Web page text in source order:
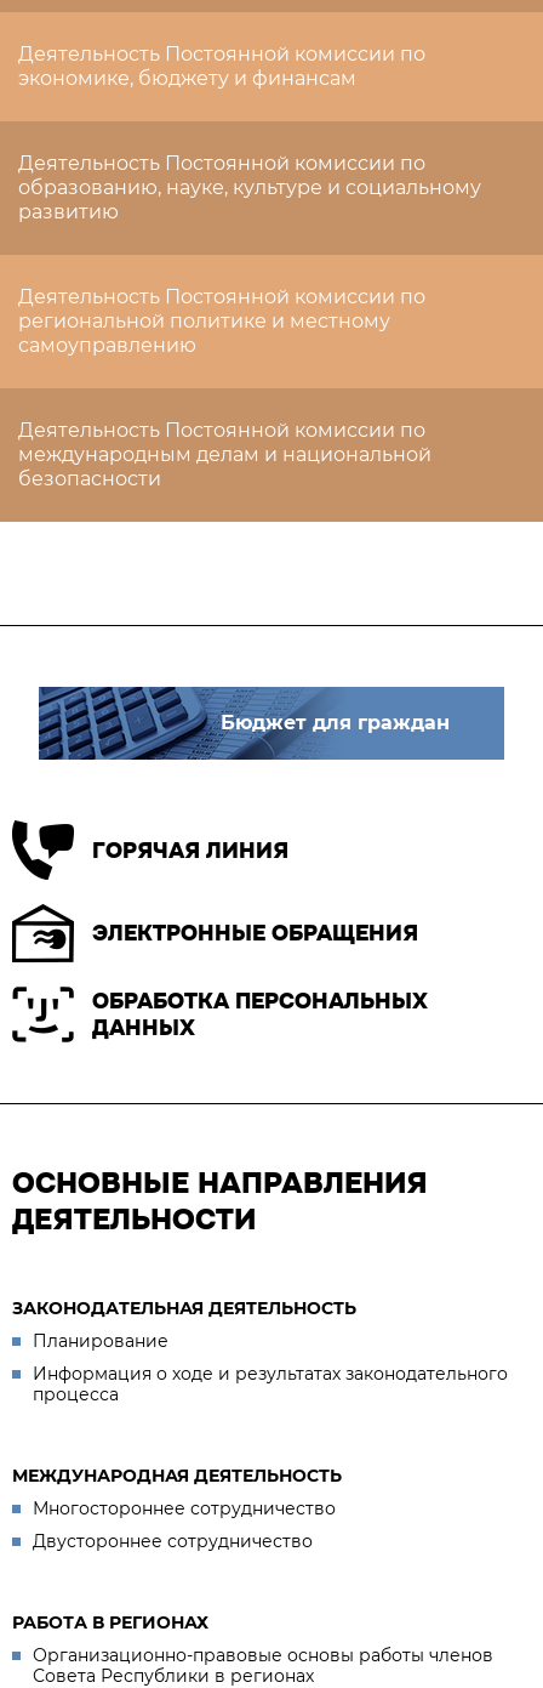
Деятельность Постоянной комиссии по
экономике, бюджету и финансам
Деятельность Постоянной комиссии по
образованию, науке, культуре и социальному
развитию
Деятельность Постоянной комиссии по
региональной политике и местному
самоуправлению
Деятельность Постоянной комиссии по
международным делам и национальной
безопасности
Бюджет для граждан
ГОРЯЧАЯ ЛИНИЯ
ЭЛЕКТРОННЫЕ ОБРАЩЕНИЯ
ОБРАБОТКА ПЕРСОНАЛЬНЫХ
ДАННЫХ
ОСНОВНЫЕ НАПРАВЛЕНИЯ
ДЕЯТЕЛЬНОСТИ
ЗАКОНОДАТЕЛЬНАЯ ДЕЯТЕЛЬНОСТЬ
Планирование
Информация о ходе и результатах законодательного
процесса
МЕЖДУНАРОДНАЯ ДЕЯТЕЛЬНОСТЬ
Многостороннее сотрудничество
Двустороннее сотрудничество
РАБОТА В РЕГИОНАХ
Организационно-правовые основы работы членов
Совета Республики в регионах